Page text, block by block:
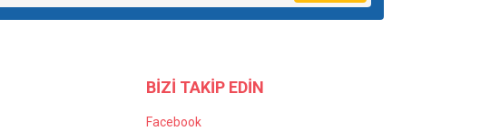
BİZİ TAKİP EDİN
Facebook